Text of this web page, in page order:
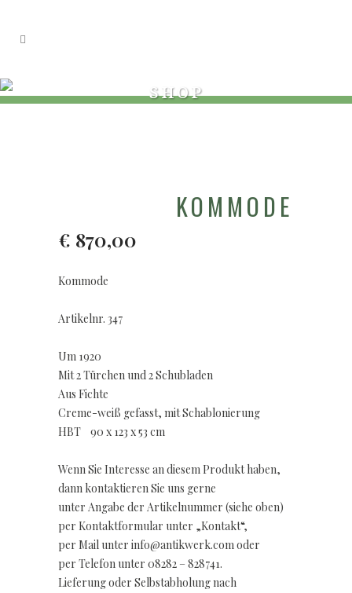
SHOP
KOMMODE
€ 870,00
Kommode
Artikelnr. 347
Um 1920
Mit 2 Türchen und 2 Schubladen
Aus Fichte
Creme-weiß gefasst, mit Schablonierung
HBT 90 x 123 x 53 cm
Wenn Sie Interesse an diesem Produkt haben,
dann kontaktieren Sie uns gerne
unter Angabe der Artikelnummer (siehe oben)
per Kontaktformular unter „Kontakt“,
per Mail unter info@antikwerk.com oder
per Telefon unter 08282 – 828741.
Lieferung oder Selbstabholung nach